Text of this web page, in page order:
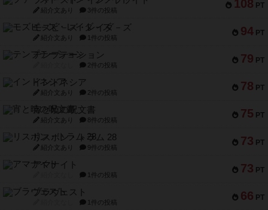
108 PT
紹介文あり 3件の投稿
94 PT
モズビ－ズ・レイダ－ズ
紹介文あり 1件の投稿
79 PT
テンプテーション
2件の投稿
78 PT
インドネシア
紹介文あり 2件の投稿
75 PT
宵と暁の呪文書
紹介文あり 8件の投稿
73 PT
リスボン・トラム 28
紹介文あり 9件の投稿
73 PT
アマナイト
1件の投稿
66 PT
ブラヴェスト
1件の投稿